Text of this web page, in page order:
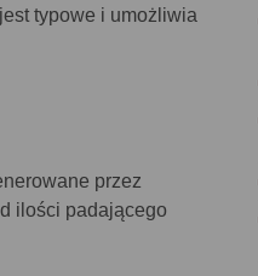
typowe i umożliwia
przez
ilości padającego